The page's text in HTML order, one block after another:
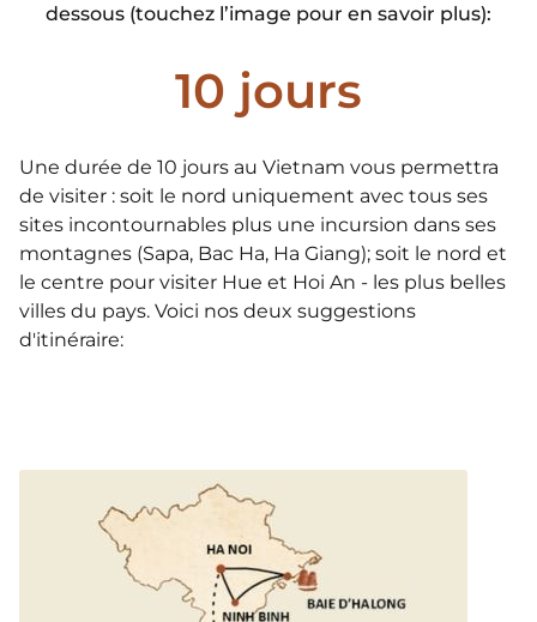
dessous (touchez l’image pour en savoir plus):
10 jours
Une durée de 10 jours au Vietnam vous permettra
de visiter : soit le nord uniquement avec tous ses
sites incontournables plus une incursion dans ses
montagnes (Sapa, Bac Ha, Ha Giang); soit le nord et
le centre pour visiter Hue et Hoi An - les plus belles
villes du pays. Voici nos deux suggestions
d'itinéraire: